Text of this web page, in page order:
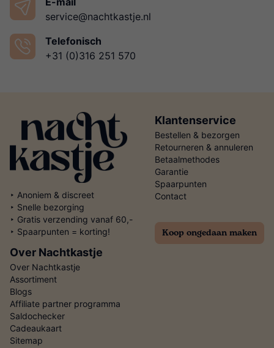
service@nachtkastje.nl
Telefonisch
+31 (0)316 251 570
‣ Anoniem & discreet
‣ Snelle bezorging
‣ Gratis verzending vanaf 60,-
‣ Spaarpunten = korting!
Klantenservice
Bestellen & bezorgen
Retourneren & annuleren
Betaalmethodes
Garantie
Spaarpunten
Contact
Koop ongedaan maken
Over Nachtkastje
Over Nachtkastje
Assortiment
Blogs
Affiliate partner programma
Saldochecker
Cadeaukaart
Sitemap